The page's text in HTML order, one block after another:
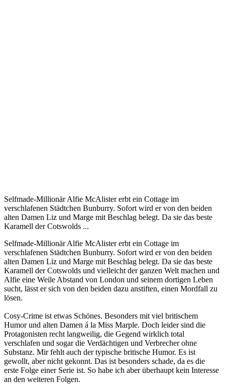
Selfmade-Millionär Alfie McAlister erbt ein Cottage im
verschlafenen Städtchen Bunburry. Sofort wird er von den beiden
alten Damen Liz und Marge mit Beschlag belegt. Da sie das beste
Karamell der Cotswolds ...
Selfmade-Millionär Alfie McAlister erbt ein Cottage im
verschlafenen Städtchen Bunburry. Sofort wird er von den beiden
alten Damen Liz und Marge mit Beschlag belegt. Da sie das beste
Karamell der Cotswolds und vielleicht der ganzen Welt machen und
Alfie eine Weile Abstand von London und seinem dortigen Leben
sucht, lässt er sich von den beiden dazu anstiften, einen Mordfall zu
lösen.
Cosy-Crime ist etwas Schönes. Besonders mit viel britischem
Humor und alten Damen á la Miss Marple. Doch leider sind die
Protagonisten recht langweilig, die Gegend wirklich total
verschlafen und sogar die Verdächtigen und Verbrecher ohne
Substanz. Mir fehlt auch der typische britische Humor. Es ist
gewollt, aber nicht gekonnt. Das ist besonders schade, da es die
erste Folge einer Serie ist. So habe ich aber überhaupt kein Interesse
an den weiteren Folgen.